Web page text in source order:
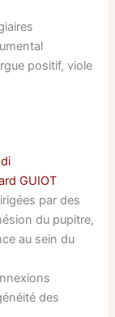
positif, viole
GUIOT
par des
du pupitre,
au sein du
des